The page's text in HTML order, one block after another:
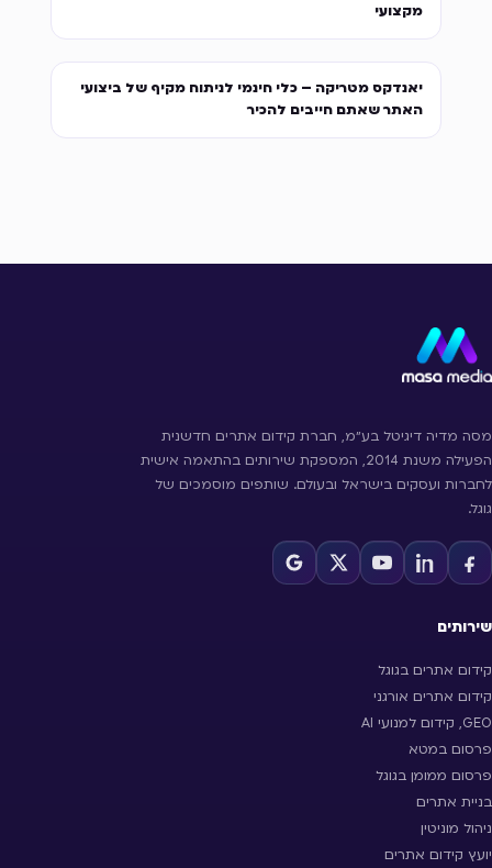
מקצועי
יאנדקס מטריקה – כלי חינמי לניתוח מקיף של ביצועי
האתר שאתם חייבים להכיר
מסה מדיה דיגיטל בע״מ, חברת קידום אתרים חדשנית
הפעילה משנת 2014, המספקת שירותים בהתאמה אישית
לחברות ועסקים בישראל ובעולם. שותפים מוסמכים של
גוגל.
שירותים
קידום אתרים בגוגל
קידום אתרים אורגני
GEO, קידום למנועי AI
פרסום במטא
פרסום ממומן בגוגל
בניית אתרים
ניהול מוניטין
יועץ קידום אתרים